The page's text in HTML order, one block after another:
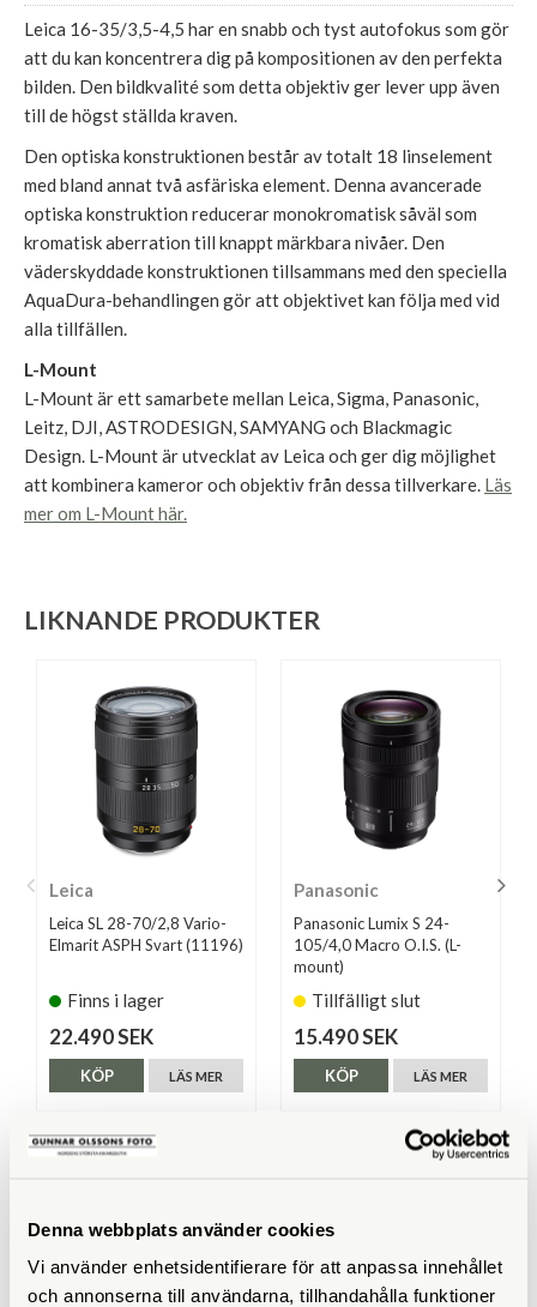
Denna webbplats använder cookies
Vi använder enhetsidentifierare för att anpassa innehållet
och annonserna till användarna, tillhandahålla funktioner
Leica 16-35/3,5-4,5 har en snabb och tyst autofokus som gör
att du kan koncentrera dig på kompositionen av den perfekta
bilden. Den bildkvalité som detta objektiv ger lever upp även
till de högst ställda kraven.
Den optiska konstruktionen består av totalt 18 linselement
med bland annat två asfäriska element. Denna avancerade
optiska konstruktion reducerar monokromatisk såväl som
kromatisk aberration till knappt märkbara nivåer. Den
väderskyddade konstruktionen tillsammans med den speciella
AquaDura-behandlingen gör att objektivet kan följa med vid
alla tillfällen.
L-Mount
L-Mount är ett samarbete mellan Leica, Sigma, Panasonic,
Leitz, DJI, ASTRODESIGN, SAMYANG och Blackmagic
Design. L-Mount är utvecklat av Leica och ger dig möjlighet
att kombinera kameror och objektiv från dessa tillverkare. Läs
mer om L-Mount här.
LIKNANDE PRODUKTER
Leica
Leica SL 28-70/2,8 Vario-
Elmarit ASPH Svart (11196)
Finns i lager
22.490 SEK
LÄS MER
KÖP
Panasonic
Panasonic Lumix S 24-
105/4,0 Macro O.I.S. (L-
mount)
Tillfälligt slut
15.490 SEK
LÄS MER
KÖP
SPECIFIKATIONER
Brännvidd (mm) 16-35